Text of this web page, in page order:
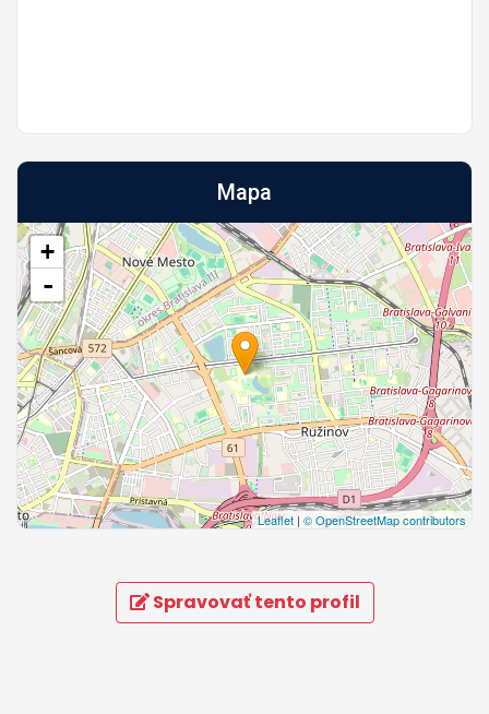
Mapa
+
-
Leaflet | © OpenStreetMap contributors
Spravovať tento profil